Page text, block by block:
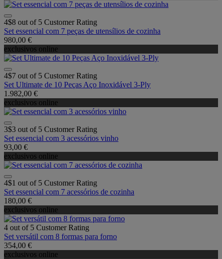
4$8 out of 5 Customer Rating
Set essencial com 7 peças de utensílios de cozinha
980,00 €
exclusivos online
4$7 out of 5 Customer Rating
Set Ultimate de 10 Peças Aço Inoxidável 3-Ply
1.982,00 €
exclusivos online
3$3 out of 5 Customer Rating
Set essencial com 3 acessórios vinho
93,00 €
exclusivos online
4$1 out of 5 Customer Rating
Set essencial com 7 acessórios de cozinha
180,00 €
exclusivos online
4 out of 5 Customer Rating
Set versátil com 8 formas para forno
354,00 €
exclusivos online